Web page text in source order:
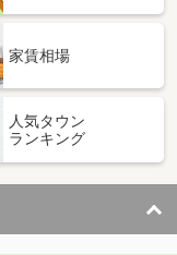
家賃相場
人気タウン
ランキング